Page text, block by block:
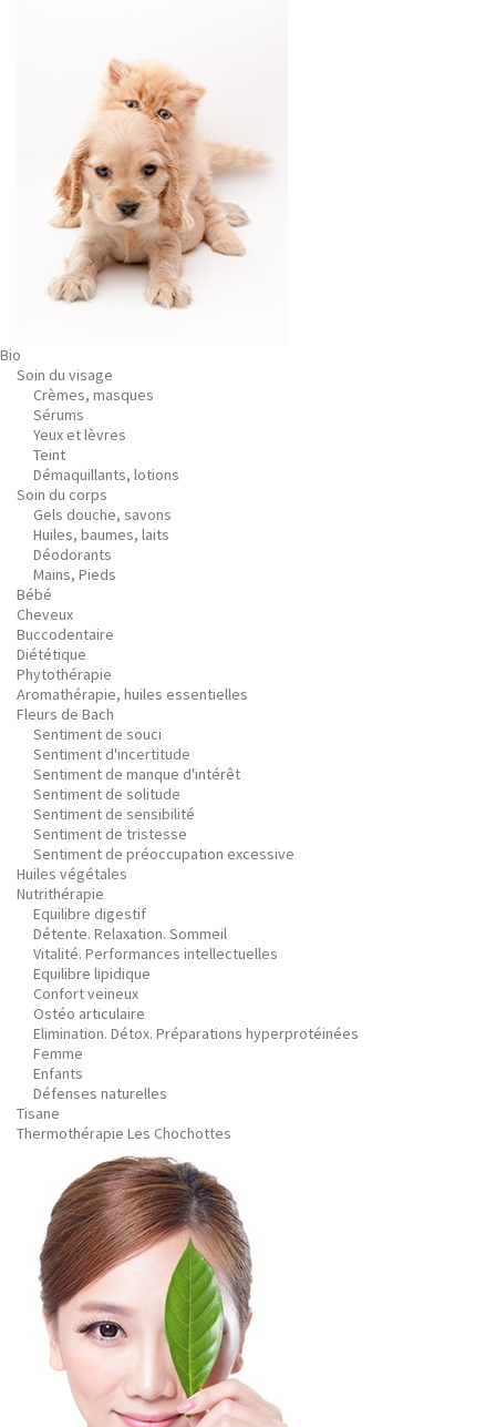
Bio
Soin du visage
Crèmes, masques
Sérums
Yeux et lèvres
Teint
Démaquillants, lotions
Soin du corps
Gels douche, savons
Huiles, baumes, laits
Déodorants
Mains, Pieds
Bébé
Cheveux
Buccodentaire
Diététique
Phytothérapie
Aromathérapie, huiles essentielles
Fleurs de Bach
Sentiment de souci
Sentiment d'incertitude
Sentiment de manque d'intérêt
Sentiment de solitude
Sentiment de sensibilité
Sentiment de tristesse
Sentiment de préoccupation excessive
Huiles végétales
Nutrithérapie
Equilibre digestif
Détente. Relaxation. Sommeil
Vitalité. Performances intellectuelles
Equilibre lipidique
Confort veineux
Ostéo articulaire
Elimination. Détox. Préparations hyperprotéinées
Femme
Enfants
Défenses naturelles
Tisane
Thermothérapie Les Chochottes